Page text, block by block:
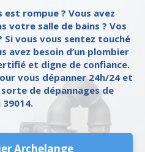
est rompue ? Vous avez
votre salle de bains ? Vos
vous vous sentez touché
avez besoin d’un plombier
et digne de confiance.
vous dépanner 24h/24 et
de dépannages de
Archelange